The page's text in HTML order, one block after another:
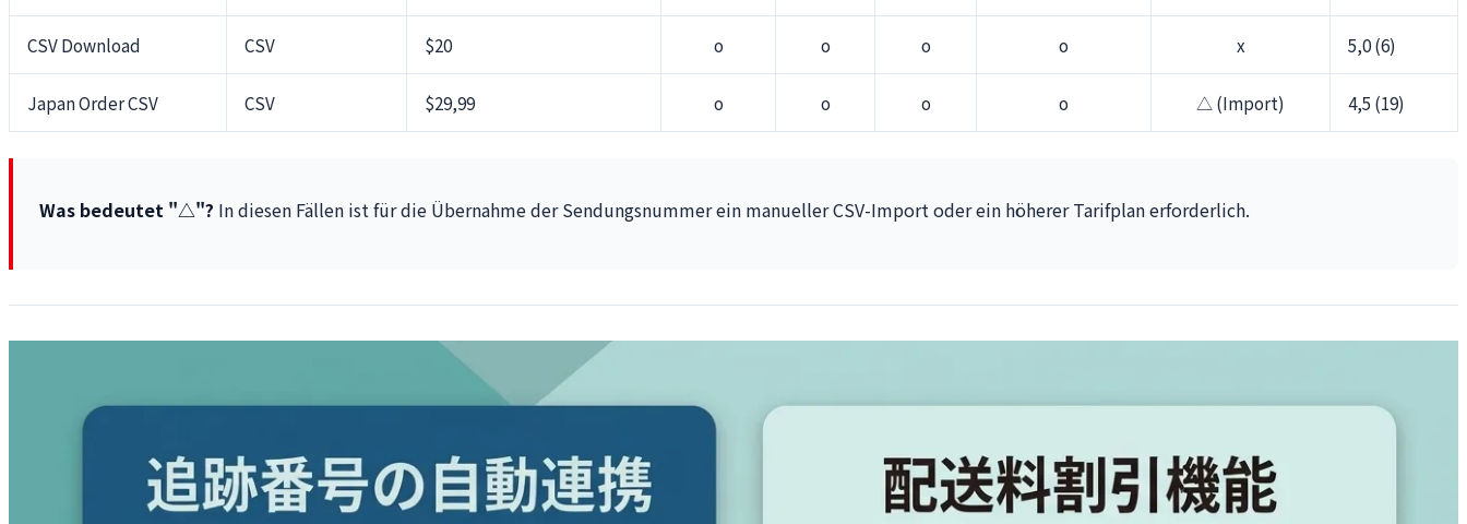
CSV Download CSV $20 o o o o x 5,0 (6)
Japan Order CSV CSV $29,99 o o o o △ (Import) 4,5 (19)
Was bedeutet "△"? In diesen Fällen ist für die Übernahme der Sendungsnummer ein manueller CSV-Import oder ein höherer Tarifplan erforderlich.